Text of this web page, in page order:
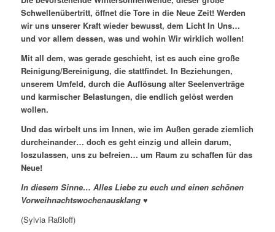
Schwellenübertritt, öffnet die Tore in die Neue Zeit! Werden
wir uns unserer Kraft wieder bewusst, dem Licht In Uns…
und vor allem dessen, was und wohin Wir wirklich wollen!
Mit all dem, was gerade geschieht, ist es auch eine große
Reinigung/Bereinigung, die stattfindet. In Beziehungen,
unserem Umfeld, durch die Auflösung alter Seelenverträge
und karmischer Belastungen, die endlich gelöst werden
wollen.
Und das wirbelt uns im Innen, wie im Außen gerade ziemlich
durcheinander… doch es geht einzig und allein darum,
loszulassen, uns zu befreien… um Raum zu schaffen für das
Neue!
In diesem Sinne… Alles Liebe zu euch und einen schönen
Vorweihnachtswochenausklang ♥
(Sylvia Raßloff)